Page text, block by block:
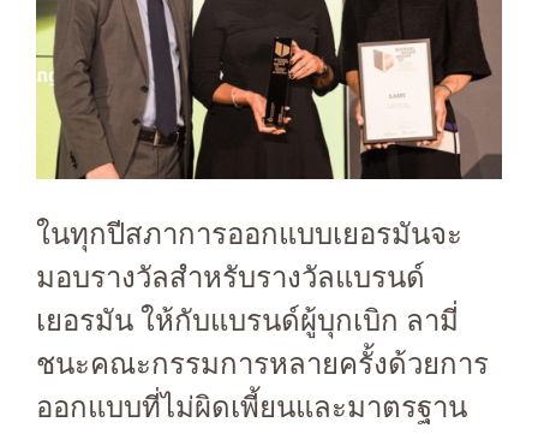
ในทุกปีสภาการออกแบบเยอรมันจะ
มอบรางวัลสำหรับรางวัลแบรนด์
เยอรมัน ให้กับแบรนด์ผู้บุกเบิก ลามี่
ชนะคณะกรรมการหลายครั้งด้วยการ
ออกแบบที่ไม่ผิดเพี้ยนและมาตรฐาน